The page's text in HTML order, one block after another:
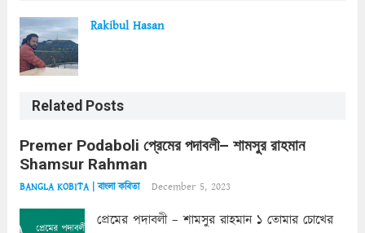
Rakibul Hasan
Related Posts
Premer Podaboli প্রেমের পদাবলী– শামসুর রাহমান
Shamsur Rahman
BANGLA KOBITA | বাংলা কবিতা December 5, 2023
প্রেমের পদাবলী – শামসুর রাহমান ১ তোমার চোখের